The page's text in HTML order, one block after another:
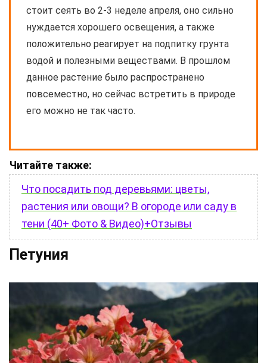
стоит сеять во 2-3 неделе апреля, оно сильно
нуждается хорошего освещения, а также
положительно реагирует на подпитку грунта
водой и полезными веществами. В прошлом
данное растение было распространено
повсеместно, но сейчас встретить в природе
его можно не так часто.
Читайте также:
Что посадить под деревьями: цветы,
растения или овощи? В огороде или саду в
тени (40+ Фото & Видео)+Отзывы
Петуния